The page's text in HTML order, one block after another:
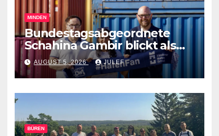
MINDEN
Bundestagsabgeordnete
Schahina Gambir blickt als
Praktikantin hinter die
Kulissen des Mindener
Industriehafens und des
RegioPorts OWL
AUGUST 5, 2026 JULEF
BÜREN